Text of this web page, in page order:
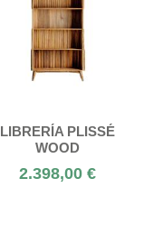
LIBRERÍA PLISSÉ
WOOD
2.398,00 €